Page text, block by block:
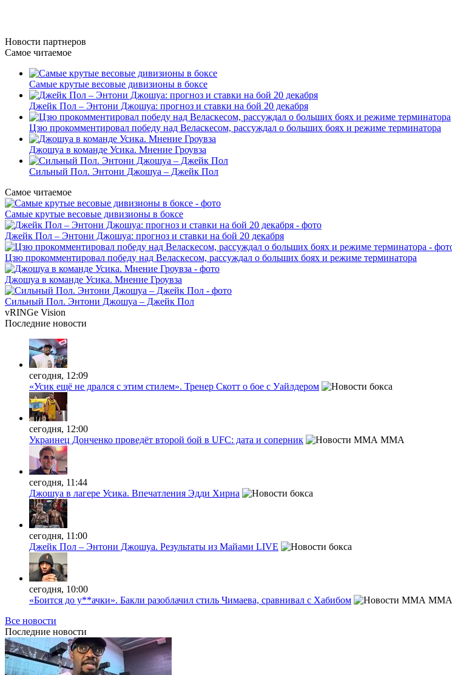
Новости партнеров
Самое читаемое
Самые крутые весовые дивизионы в боксе
Джейк Пол – Энтони Джошуа: прогноз и ставки на бой 20 декабря
Цзю прокомментировал победу над Веласкесом, рассуждал о больших боях и режиме терминатора
Джошуа в команде Усика. Мнение Гроувза
Сильный Пол. Энтони Джошуа – Джейк Пол
Самое читаемое
Самые крутые весовые дивизионы в боксе
Джейк Пол – Энтони Джошуа: прогноз и ставки на бой 20 декабря
Цзю прокомментировал победу над Веласкесом, рассуждал о больших боях и режиме терминатора
Джошуа в команде Усика. Мнение Гроувза
Сильный Пол. Энтони Джошуа – Джейк Пол
vRINGe Vision
Последние новости
сегодня, 12:09
«Усик ещё не дрался с этим стилем». Тренер Скотт о бое с Уайлдером
сегодня, 12:00
Украинец Донченко проведёт второй бой в UFC: дата и соперник
MMA
сегодня, 11:44
Джошуа в лагере Усика. Впечатления Эдди Хирна
сегодня, 11:00
Джейк Пол – Энтони Джошуа. Результаты из Майами LIVE
сегодня, 10:00
«Боится до у**ачки». Бакли разоблачил стиль Чимаева, сравнивал с Хабибом
MMA
Все новости
Последние новости